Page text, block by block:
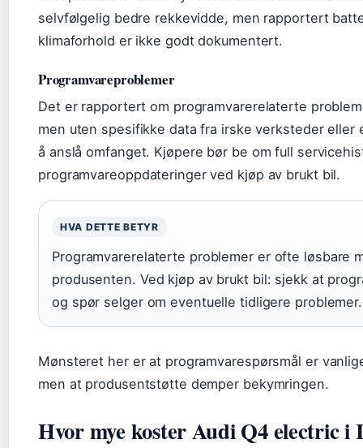
selvfølgelig bedre rekkevidde, men rapportert
klimaforhold er ikke godt dokumentert.
Programvareproblemer
Det er rapportert om programvarerelaterte
men uten spesifikke data fra irske verksteder eller
å anslå omfanget. Kjøpere bør be om full
programvareoppdateringer ved kjøp av brukt bil.
HVA DETTE BETYR
Programvarerelaterte problemer er ofte løsbare
produsenten. Ved kjøp av brukt bil: sjekk at
og spør selger om eventuelle tidligere problemer.
Mønsteret her er at programvarespørsmål er
men at produsentstøtte demper bekymringen.
Hvor mye koster Audi Q4 electric i